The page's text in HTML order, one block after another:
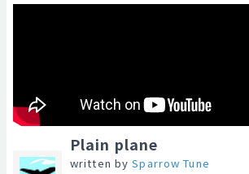
Plain plane
written bySparrow Tune